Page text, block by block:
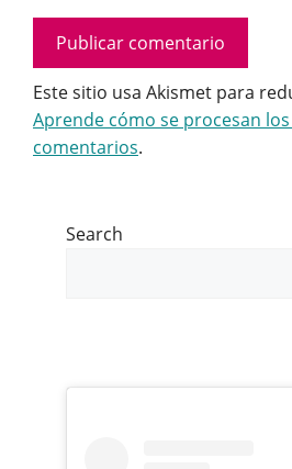
Este sitio usa Akismet para
Aprende cómo se procesan
comentarios.
Search